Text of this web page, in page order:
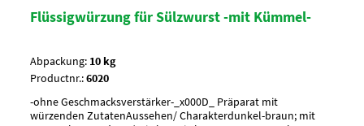
Flüssigwürzung für Sülzwurst -mit Kümmel-
Abpackung: 10 kg
Productnr.:6020
-ohne Geschmacksverstärker-_x000D_ Präparat mit
würzenden ZutatenAussehen/ Charakterdunkel-braun; mit